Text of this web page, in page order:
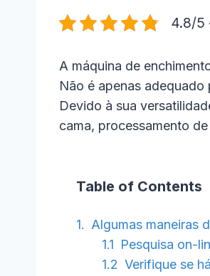
4.8/5
A máquina de
Não é apenas
Devido à sua
cama, processamento
Table of Contents
Algumas maneiras
Pesquisa on-
Verifique se